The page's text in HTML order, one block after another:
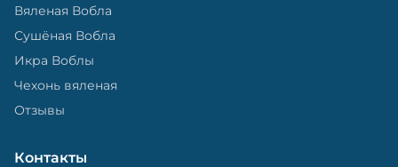
Вяленая Вобла
Сушёная Вобла
Икра Воблы
Чехонь вяленая
Отзывы
Контакты